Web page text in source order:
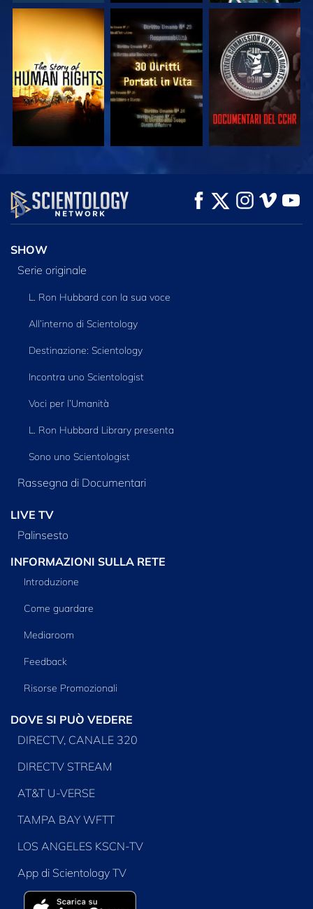
GUARDA GUARDA GUARDA
GUARDA
ESPLORA LE
SERIE
SHOW
Serie originale
L. Ron Hubbard con la sua voce
All’interno di Scientology
Destinazione: Scientology
Incontra uno Scientologist
Voci per l’Umanità
L. Ron Hubbard Library presenta
Sono uno Scientologist
Rassegna di Documentari
LIVE TV
Palinsesto
INFORMAZIONI SULLA RETE
Introduzione
Come guardare
Mediaroom
Feedback
Risorse Promozionali
DOVE SI PUÒ VEDERE
DIRECTV, CANALE 320
DIRECTV STREAM
AT&T U-VERSE
TAMPA BAY WFTT
LOS ANGELES KSCN-TV
App di Scientology TV